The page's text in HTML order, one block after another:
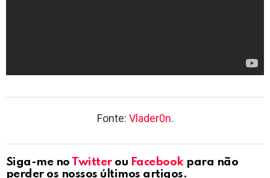
Fonte: Vlader0n.
Siga-me no Twitterou Facebookpara não
perder os nossos últimos artigos.